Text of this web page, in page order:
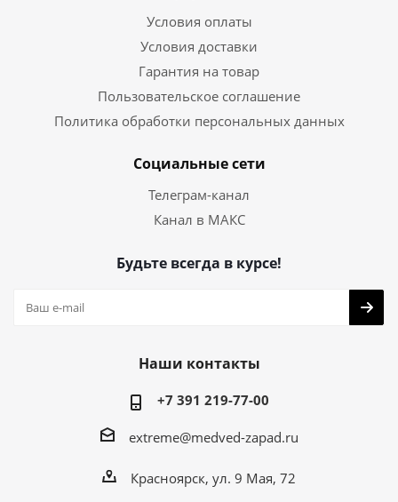
Условия оплаты
Условия доставки
Гарантия на товар
Пользовательское соглашение
Политика обработки персональных данных
Социальные сети
Телеграм-канал
Канал в МАКС
Будьте всегда в курсе!
Наши контакты
+7 391 219-77-00
extreme@medved-zapad.ru
Красноярск, ул. 9 Мая, 72